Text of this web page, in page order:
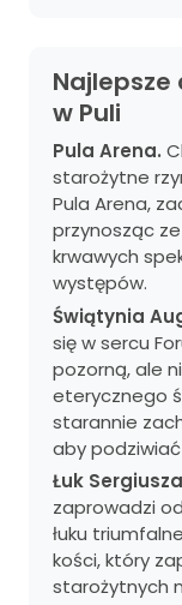
w Puli
Pula Arena.
starożytne
Pula Arena,
przynosząc
krwawych
występów.
Świątynia
się w sercu
pozorną, ale
eterycznego
starannie
aby
Łuk
zaprowadzi
łuku
kości, który
starożytnych